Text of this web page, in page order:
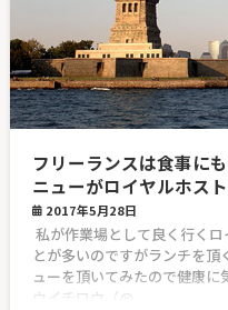
フリーランスは食事に
ニューがロイヤルホス
2017年5月28日
私が作業場として良く行く
とが多いのですがランチを
ューを頂いてみたので健康に
ウイチロウ（@